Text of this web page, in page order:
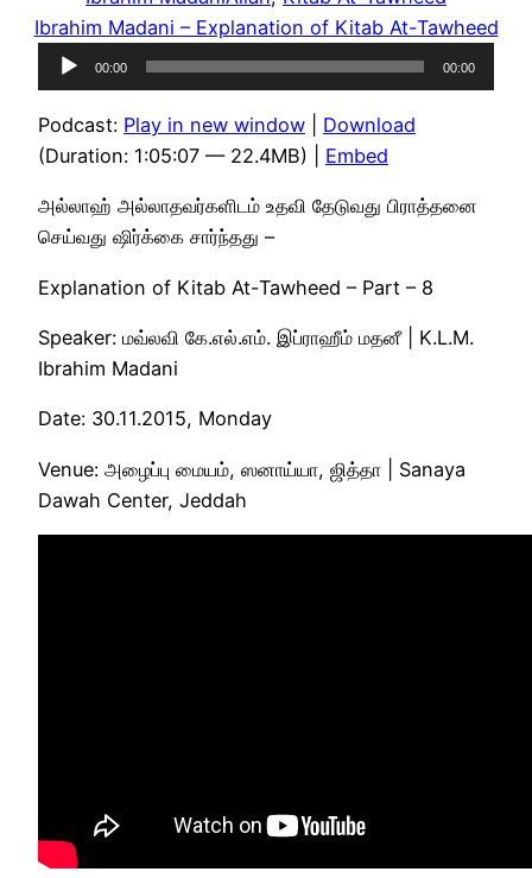
Ibrahim Madani – Explanation of Kitab At-Tawheed
Audio
Player
00:00 00:00
Podcast: Play in new window
Download
(Duration: 1:05:07 — 22.4MB) | Embed
அல்லாஹ் அல்லாதவர்களிடம் உதவி தேடுவது பிராத்தனை
செய்வது ஷிர்க்கை சார்ந்தது –
Explanation of Kitab At-Tawheed – Part – 8
Speaker: மவ்லவி கே.எல்.எம். இப்ராஹீம் மதனீ | K.L.M.
Ibrahim Madani
Date: 30.11.2015, Monday
Venue: அழைப்பு மையம், ஸனாய்யா, ஜித்தா | Sanaya
Dawah Center, Jeddah